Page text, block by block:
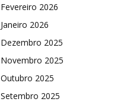
Fevereiro 2026
Janeiro 2026
Dezembro 2025
Novembro 2025
Outubro 2025
Setembro 2025